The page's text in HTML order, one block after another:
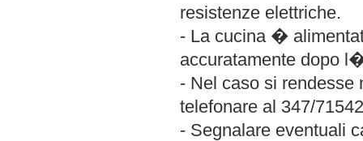
resistenze elettriche.
- La cucina �
accuratamente dopo
- Nel caso si rendesse
telefonare al 347/
- Segnalare eventuali